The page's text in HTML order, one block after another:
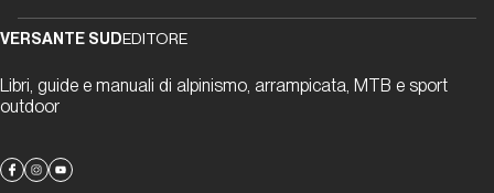
Pineau:
climbers
VERSANTE SUDEDITORE
Libri, guide e manuali di alpinismo, arrampicata, MTB e sport
outdoor